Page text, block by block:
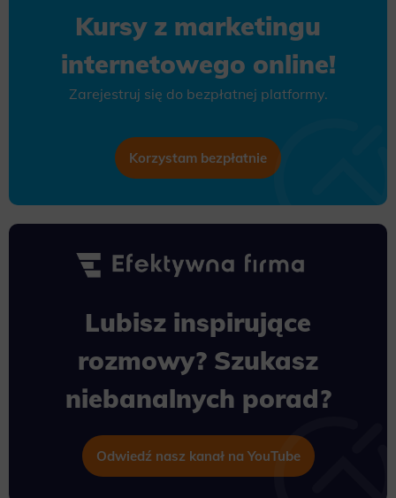
Kursy z marketingu
internetowego online!
Zarejestruj się do bezpłatnej platformy.
Korzystam bezpłatnie
Lubisz inspirujące
rozmowy? Szukasz
niebanalnych porad?
Odwiedź nasz kanał na YouTube